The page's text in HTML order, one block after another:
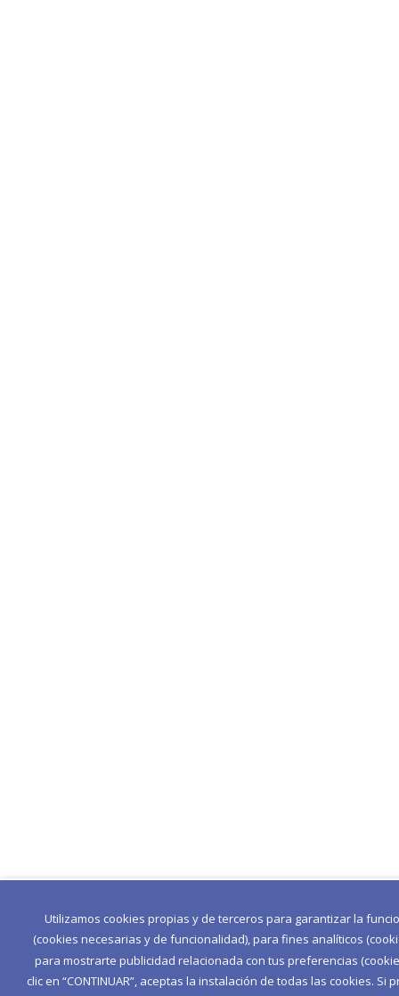
Utilizamos cookies propias y de terceros para garantizar la
(cookies necesarias y de funcionalidad), para fines analíticos
para mostrarte publicidad relacionada con tus preferencias
clic en “CONTINUAR”, aceptas la instalación de todas las cookies.